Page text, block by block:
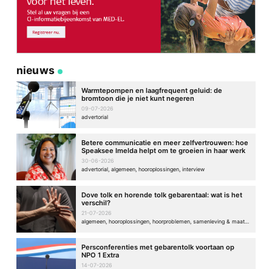
nieuws
Warmtepompen en laagfrequent geluid: de
bromtoon die je niet kunt negeren
09-07-2026
advertorial
Betere communicatie en meer zelfvertrouwen: hoe
Speaksee Imelda helpt om te groeien in haar werk
30-06-2026
advertorial, algemeen, hooroplossingen, interview
Dove tolk en horende tolk gebarentaal: wat is het
verschil?
21-07-2026
Persconferenties met gebarentolk voortaan op
NPO 1 Extra
14-07-2026